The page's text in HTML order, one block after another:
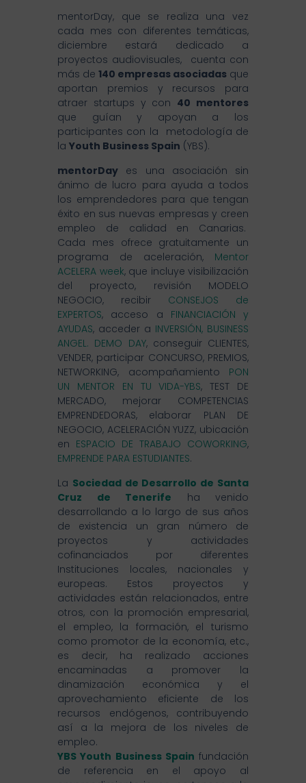
mentorDay, que se realiza una vez
cada mes con diferentes temáticas,
diciembre estará dedicado a
proyectos audiovisuales, cuenta con
más de 140 empresas asociadas que
aportan premios y recursos para
atraer startups y con 40 mentores
que guían y apoyan a los
participantes con la metodología de
la Youth Business Spain (YBS).
mentorDay es una asociación sin
ánimo de lucro para ayuda a todos
los emprendedores para que tengan
éxito en sus nuevas empresas y creen
empleo de calidad en Canarias.
Cada mes ofrece gratuitamente un
programa de aceleración, Mentor
ACELERA week, que incluye visibilización
del proyecto, revisión MODELO
NEGOCIO, recibir CONSEJOS de
EXPERTOS, acceso a FINANCIACIÓN y
AYUDAS, acceder a INVERSIÓN, BUSINESS
ANGEL. DEMO DAY, conseguir CLIENTES,
VENDER, participar CONCURSO, PREMIOS,
NETWORKING, acompañamiento PON
UN MENTOR EN TU VIDA-YBS, TEST DE
MERCADO, mejorar COMPETENCIAS
EMPRENDEDORAS, elaborar PLAN DE
NEGOCIO, ACELERACIÓN YUZZ, ubicación
en ESPACIO DE TRABAJO COWORKING,
EMPRENDE PARA ESTUDIANTES.
La Sociedad de Desarrollo de Santa
Cruz de Tenerife ha venido
desarrollando a lo largo de sus años
de existencia un gran número de
proyectos y actividades
cofinanciados por diferentes
Instituciones locales, nacionales y
europeas. Estos proyectos y
actividades están relacionados, entre
otros, con la promoción empresarial,
el empleo, la formación, el turismo
como promotor de la economía, etc.,
es decir, ha realizado acciones
encaminadas a promover la
dinamización económica y el
aprovechamiento eficiente de los
recursos endógenos, contribuyendo
así a la mejora de los niveles de
empleo.
YBS Youth Business Spain fundación
de referencia en el apoyo al